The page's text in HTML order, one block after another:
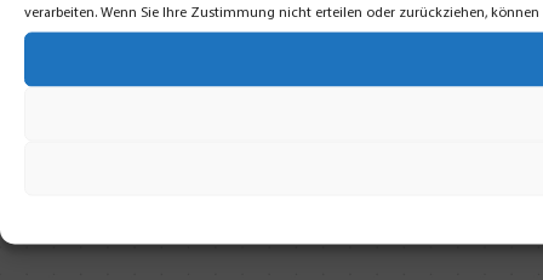
verarbeiten. Wenn Sie Ihre Zustimmung nicht erteilen oder zurückziehen,